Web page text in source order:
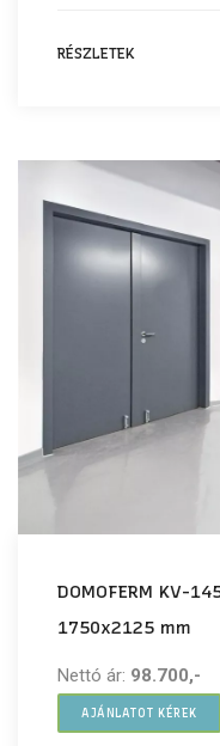
RÉSZLETEK
DOMOFERM KV-
1750x2125 mm
Nettó ár: 98.700,-
AJÁNLATOT KÉREK